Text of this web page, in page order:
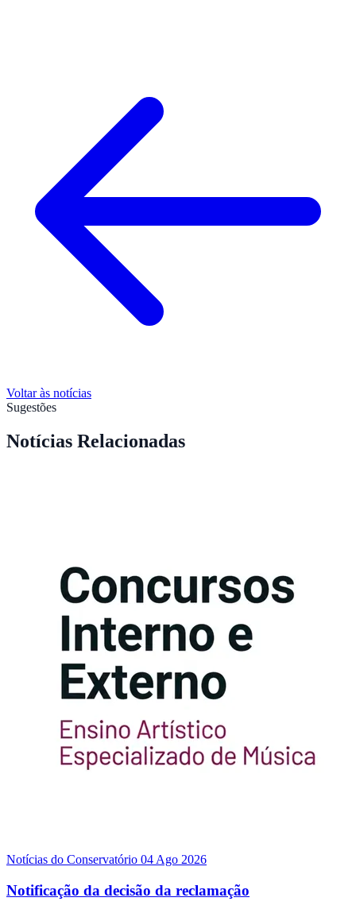
Voltar às notícias
Sugestões
Notícias Relacionadas
Notícias do Conservatório 04 Ago 2026
Notificação da decisão da reclamação